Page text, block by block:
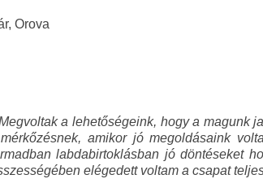
Orova
a lehetőségeink, hogy a magunk
amikor jó megoldásaink
labdabirtoklásban jó döntéseket
elégedett voltam a csapat